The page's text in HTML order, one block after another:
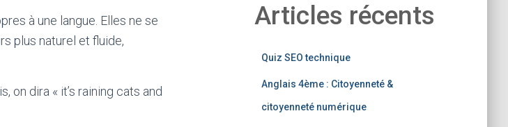
à une langue. Elles ne se
plus naturel et fluide,
on dira « it’s raining cats and
Articles récents
Quiz SEO technique
Anglais 4ème : Citoyenneté &
citoyenneté numérique